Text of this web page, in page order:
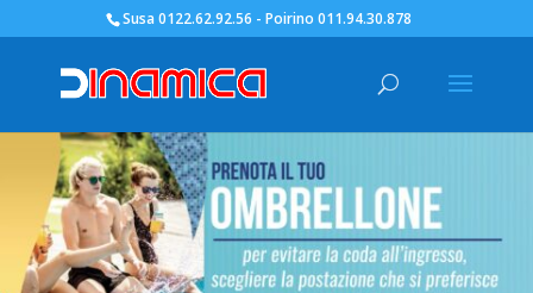
Susa 0122.62.92.56 - Poirino 011.94.30.878